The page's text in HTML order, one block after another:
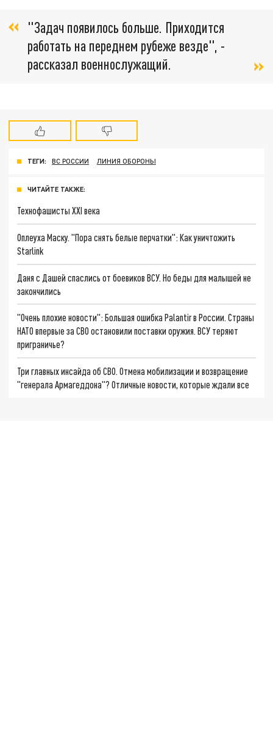
"Задач появилось больше. Приходится
работать на переднем рубеже везде", -
рассказал военнослужащий.
ТЕГИ: ВС РОССИИ ЛИНИЯ ОБОРОНЫ
ЧИТАЙТЕ ТАКЖЕ:
Технофашисты XXI века
Оплеуха Маску. "Пора снять белые перчатки": Как уничтожить
Starlink
Даня с Дашей спаслись от боевиков ВСУ. Но беды для малышей не
закончились
"Очень плохие новости": Большая ошибка Palantir в России. Страны
НАТО впервые за СВО остановили поставки оружия. ВСУ теряют
приграничье?
Три главных инсайда об СВО. Отмена мобилизации и возвращение
"генерала Армагеддона"? Отличные новости, которые ждали все